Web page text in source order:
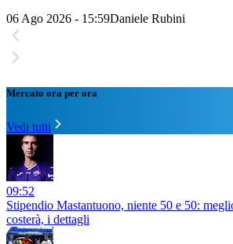
06 Ago 2026 - 15:59Daniele Rubini
Mercato ora per ora
Vedi tutti
09:52
Stipendio Mastantuono, niente 50 e 50:
costerà, i dettagli